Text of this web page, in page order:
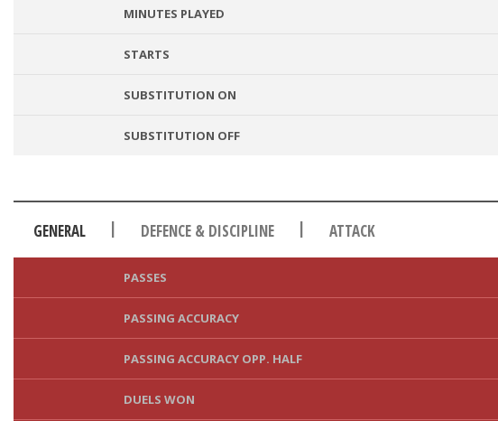
MINUTES PLAYED
STARTS
SUBSTITUTION ON
SUBSTITUTION OFF
GENERAL | DEFENCE & DISCIPLINE | ATTACK
PASSES
PASSING ACCURACY
PASSING ACCURACY OPP. HALF
DUELS WON